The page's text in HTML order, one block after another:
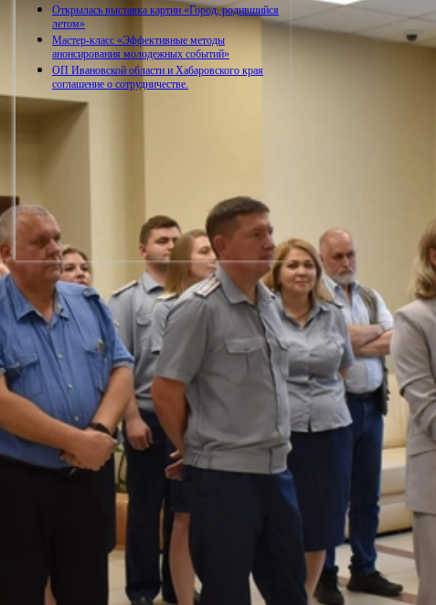
Открылась выставка картин «Город, родившийся
летом»
Мастер-класс «Эффективные методы
анонсирования молодежных событий»
ОП Ивановской области и Хабаровского края
соглашение о сотрудничестве.